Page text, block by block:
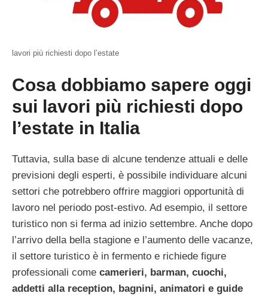
lavori più richiesti dopo l’estate
Cosa dobbiamo sapere oggi
sui lavori più richiesti dopo
l’estate in Italia
Tuttavia, sulla base di alcune tendenze attuali e delle
previsioni degli esperti, è possibile individuare alcuni
settori che potrebbero offrire maggiori opportunità di
lavoro nel periodo post-estivo. Ad esempio, il settore
turistico non si ferma ad inizio settembre. Anche dopo
l’arrivo della bella stagione e l’aumento delle vacanze,
il settore turistico è in fermento e richiede figure
professionali come camerieri, barman, cuochi,
addetti alla reception, bagnini, animatori e guide